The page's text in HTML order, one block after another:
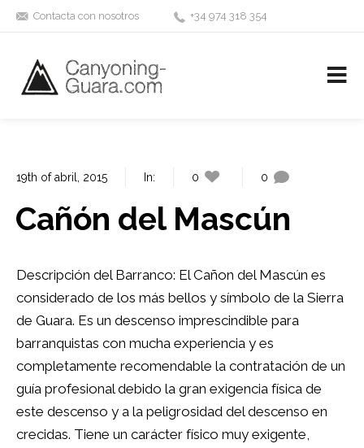
Contacta con nosotros +34 974 318 354
19th of abril, 2015 In: 0 0
Cañón del Mascún
Descripción del Barranco: El Cañon del Mascún es
considerado de los más bellos y símbolo de la Sierra
de Guara. Es un descenso imprescindible para
barranquistas con mucha experiencia y es
completamente recomendable la contratación de un
guía profesional debido la gran exigencia física de
este descenso y a la peligrosidad del descenso en
crecidas. Tiene un carácter físico muy exigente,